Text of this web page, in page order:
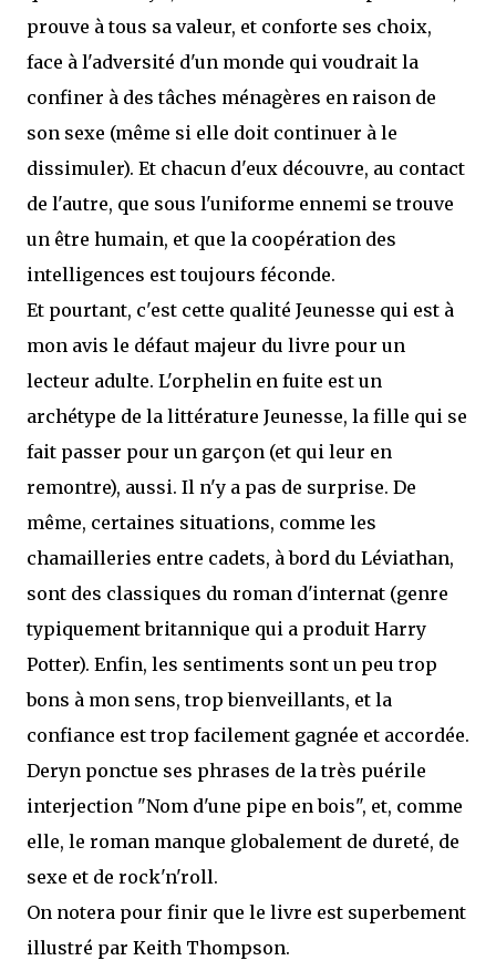
prouve à tous sa valeur, et conforte ses choix,
face à l'adversité d'un monde qui voudrait la
confiner à des tâches ménagères en raison de
son sexe (même si elle doit continuer à le
dissimuler). Et chacun d'eux découvre, au contact
de l'autre, que sous l'uniforme ennemi se trouve
un être humain, et que la coopération des
intelligences est toujours féconde.
Et pourtant, c'est cette qualité Jeunesse qui est à
mon avis le défaut majeur du livre pour un
lecteur adulte. L'orphelin en fuite est un
archétype de la littérature Jeunesse, la fille qui se
fait passer pour un garçon (et qui leur en
remontre), aussi. Il n'y a pas de surprise. De
même, certaines situations, comme les
chamailleries entre cadets, à bord du Léviathan,
sont des classiques du roman d'internat (genre
typiquement britannique qui a produit Harry
Potter). Enfin, les sentiments sont un peu trop
bons à mon sens, trop bienveillants, et la
confiance est trop facilement gagnée et accordée.
Deryn ponctue ses phrases de la très puérile
interjection "Nom d'une pipe en bois", et, comme
elle, le roman manque globalement de dureté, de
sexe et de rock'n'roll.
On notera pour finir que le livre est superbement
illustré par Keith Thompson.